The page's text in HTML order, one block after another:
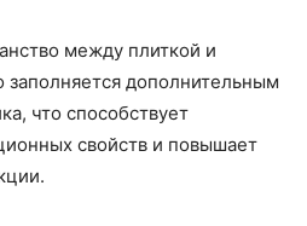
между плиткой и
дополнительным
что способствует
свойств и повышает